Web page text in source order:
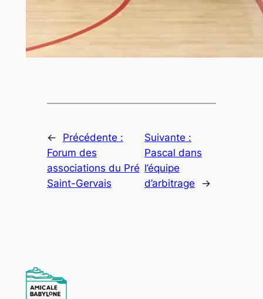
←
Précédente :
Forum des
associations du Pré
Saint-Gervais
Suivante :
Pascal dans
l’équipe
d’arbitrage
→